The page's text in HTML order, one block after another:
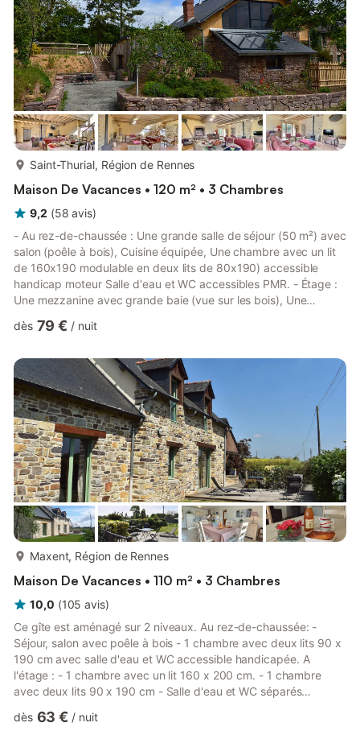
Saint-Thurial, Région de Rennes
Maison De Vacances • 120 m² • 3 Chambres
9,2 (58 avis)
- Au rez-de-chaussée : Une grande salle de séjour (50 m²) avec
salon (poêle à bois), Cuisine équipée, Une chambre avec un lit
de 160x190 modulable en deux lits de 80x190) accessible
handicap moteur Salle d'eau et WC accessibles PMR. - Étage :
Une mezzanine avec grande baie (vue sur les bois), Une
chambre avec deux lits une place 90x190, Une salle d'eau avec
à l'arrivée et linge de toilette fournis. Vélos à disposition.
Possibilité de location d'un lit électrique pour pers...
dès 79 € / nuit
Maxent, Région de Rennes
Maison De Vacances • 110 m² • 3 Chambres
10,0 (105 avis)
Ce gîte est aménagé sur 2 niveaux. Au rez-de-chaussée: -
Séjour, salon avec poêle à bois - 1 chambre avec deux lits 90 x
190 cm avec salle d'eau et WC accessible handicapée. A
l'étage : - 1 chambre avec un lit 160 x 200 cm. - 1 chambre
avec deux lits 90 x 190 cm - Salle d'eau et WC séparés
Équipement bébé. Recharge électrique pour véhicule : Le câble
dès 63 € / nuit